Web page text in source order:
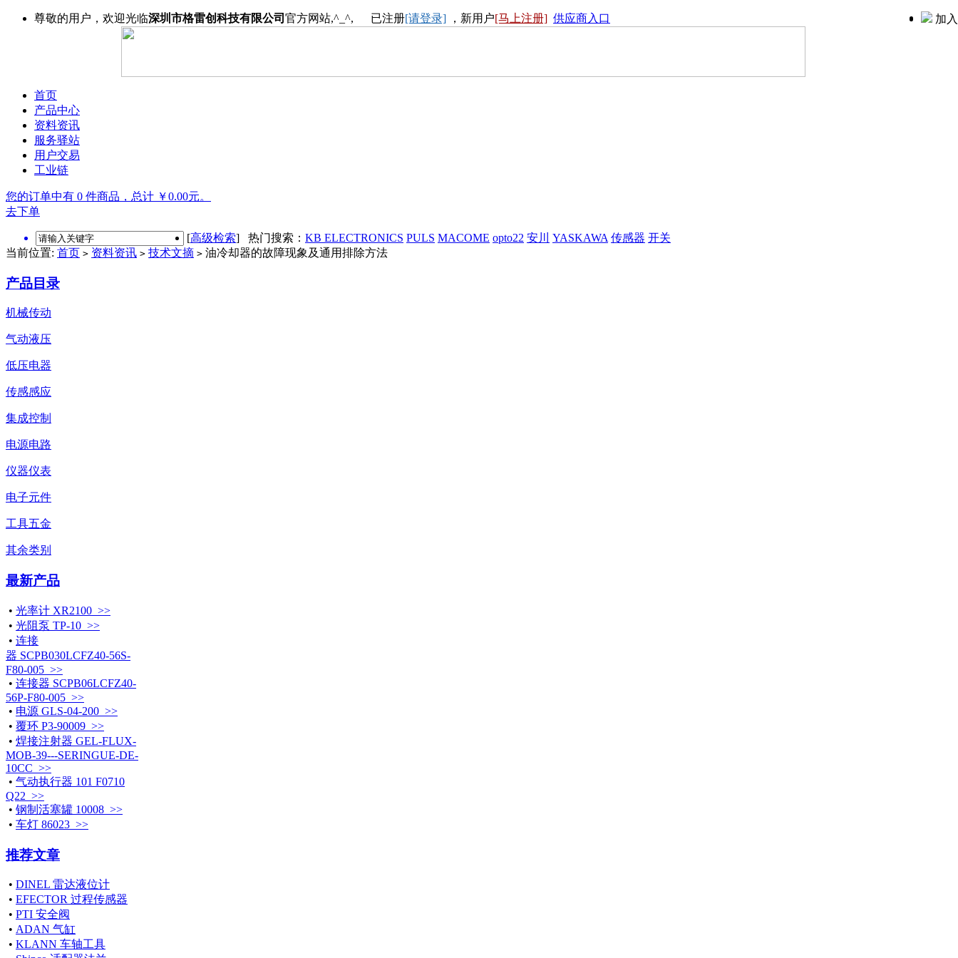
尊敬的用户，欢迎光临深圳市格雷创科技有限公司 官方网站,^_^, 已注册[请登录] ，新用户[马上注册] 供应商入口 加
首页
产品中心
资料资讯
服务驿站
用户交易
工业链
您的订单中有 0 件商品，总计 ￥0.00元。
去下单
[高级检索] 热门搜索： KB ELECTRONICS PULS MACOME opto22 安川 YASKAWA 传感器 开关
当前位置: 首页 > 资料资讯 > 技术文摘 > 油冷却器的故障现象及通用排除方法
产品目录
机械传动
气动液压
低压电器
传感感应
集成控制
电源电路
仪器仪表
电子元件
工具五金
其余类别
最新产品
• 光率计 XR2100 >>
• 光阻泵 TP-10 >>
• 连接
器 SCPB030LCFZ40-56S-
F80-005 >>
• 连接器 SCPB06LCFZ40-
56P-F80-005 >>
• 电源 GLS-04-200 >>
• 覆环 P3-90009 >>
• 焊接注射器 GEL-FLUX-
MOB-39---SERINGUE-DE-
10CC >>
• 气动执行器 101 F0710
Q22 >>
• 钢制活塞罐 10008 >>
• 车灯 86023 >>
推荐文章
• DINEL 雷达液位计
• EFECTOR 过程传感器
• PTI 安全阀
• ADAN 气缸
• KLANN 车轴工具